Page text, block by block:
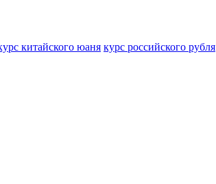
китайского юаня курс российского рубля